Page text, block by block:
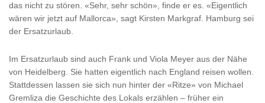
das nicht zu stören. «Sehr, sehr schön», finde er es. «Eigentlich
wären wir jetzt auf Mallorca», sagt Kirsten Markgraf. Hamburg sei
der Ersatzurlaub.
Im Ersatzurlaub sind auch Frank und Viola Meyer aus der Nähe
von Heidelberg. Sie hatten eigentlich nach England reisen wollen.
Stattdessen lassen sie sich nun hinter der «Ritze» von Michael
Gremliza die Geschichte des Lokals erzählen – früher ein